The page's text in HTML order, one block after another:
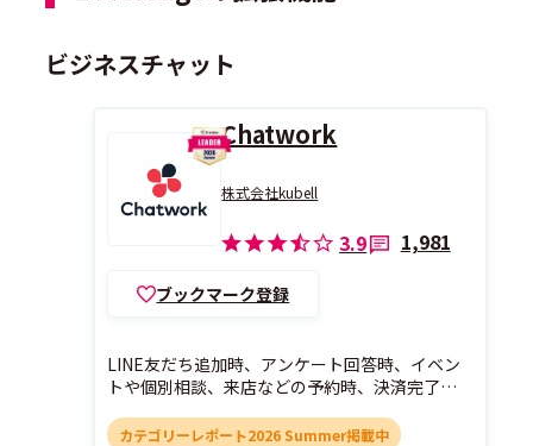
ビジネスチャット
Chatwork
株式会社kubell
3.9 1,981
ブックマーク登録
LINE友だち追加時、アンケート回答時、イベン
トや個別相談、来店などの予約時、決済完了時
をすることができます。
カテゴリーレポート2026 Summer掲載中